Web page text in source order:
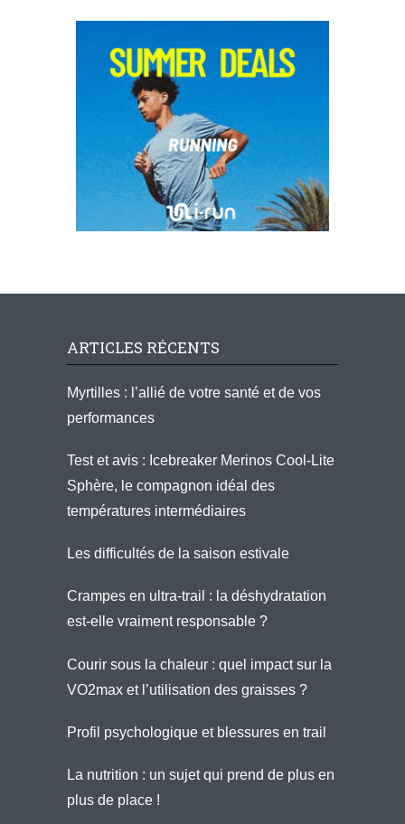
ARTICLES RÉCENTS
Myrtilles : l’allié de votre santé et de vos
performances
Test et avis : Icebreaker Merinos Cool-Lite
Sphère, le compagnon idéal des
températures intermédiaires
Les difficultés de la saison estivale
Crampes en ultra-trail : la déshydratation
est-elle vraiment responsable ?
Courir sous la chaleur : quel impact sur la
VO2max et l’utilisation des graisses ?
Profil psychologique et blessures en trail
La nutrition : un sujet qui prend de plus en
plus de place !